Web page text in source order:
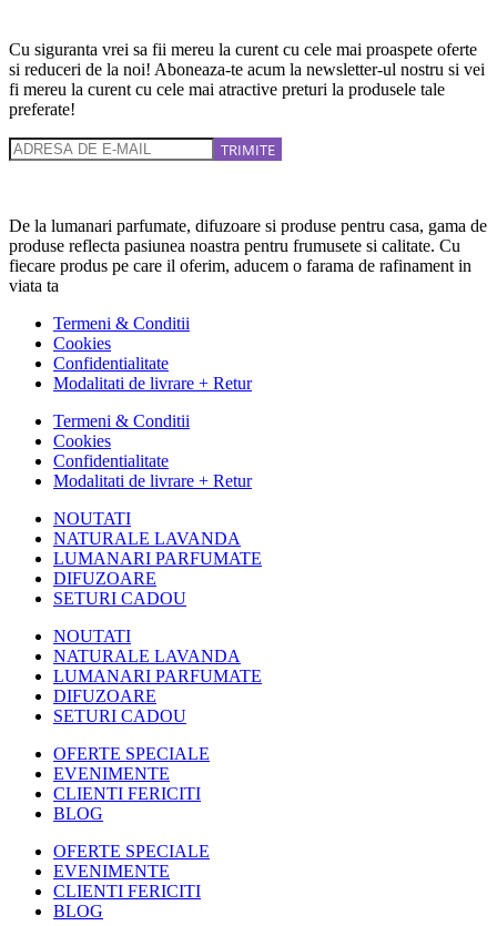
Cu siguranta vrei sa fii mereu la curent cu cele mai proaspete oferte
si reduceri de la noi! Aboneaza-te acum la newsletter-ul nostru si vei
fi mereu la curent cu cele mai atractive preturi la produsele tale
preferate!
De la lumanari parfumate, difuzoare si produse pentru casa, gama de
produse reflecta pasiunea noastra pentru frumusete si calitate. Cu
fiecare produs pe care il oferim, aducem o farama de rafinament in
viata ta
Termeni & Conditii
Cookies
Confidentialitate
Modalitati de livrare + Retur
Termeni & Conditii
Cookies
Confidentialitate
Modalitati de livrare + Retur
NOUTATI
NATURALE LAVANDA
LUMANARI PARFUMATE
DIFUZOARE
SETURI CADOU
NOUTATI
NATURALE LAVANDA
LUMANARI PARFUMATE
DIFUZOARE
SETURI CADOU
OFERTE SPECIALE
EVENIMENTE
CLIENTI FERICITI
BLOG
OFERTE SPECIALE
EVENIMENTE
CLIENTI FERICITI
BLOG